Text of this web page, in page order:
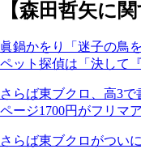
【森田哲矢に
眞鍋かをり「迷子の鳥
ペット探偵は「決して
さらば東ブクロ、高3
ページ1700円がフリマ
さらば東ブクロがつい